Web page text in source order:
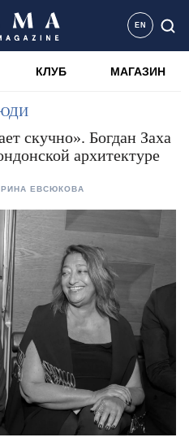
EN
КЛУБ МАГАЗИН
скучно». Богдан Заха
архитектуре
ЕВСЮКОВА